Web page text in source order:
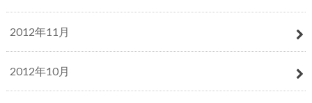
2012年11月
2012年10月